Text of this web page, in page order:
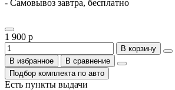
- Самовывоз завтра, бесплатно
1 900 р
В корзину
В избранное
В сравнение
Подбор комплекта по авто
Есть пункты выдачи